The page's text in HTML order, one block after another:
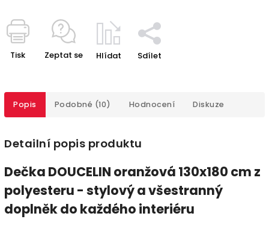
Tisk Zeptat se Hlídat Sdílet
Popis Podobné (10) Hodnocení Diskuze
Detailní popis produktu
Dečka DOUCELIN oranžová 130x180 cm z
polyesteru - stylový a všestranný
doplněk do každého interiéru